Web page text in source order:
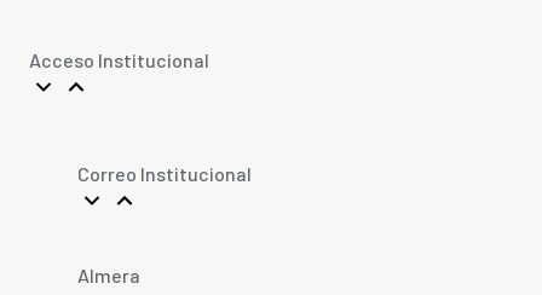
Acceso Institucional
Correo Institucional
Almera